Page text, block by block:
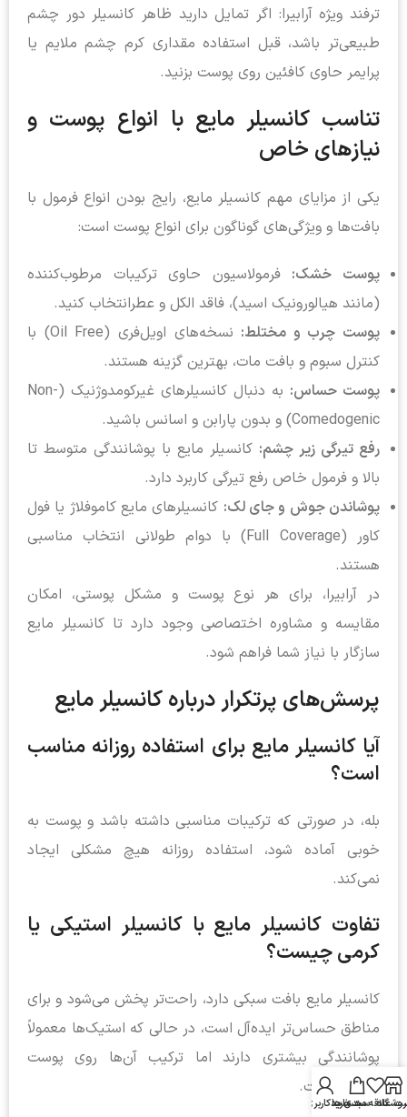
ترفند ویژه آرابیرا: اگر تمایل دارید ظاهر کانسیلر دور چشم
طبیعی‌تر باشد، قبل استفاده مقداری کرم چشم ملایم یا
پرایمر حاوی کافئین روی پوست بزنید.
تناسب کانسیلر مایع با انواع پوست و
نیازهای خاص
یکی از مزایای مهم کانسیلر مایع، رایج بودن انواع فرمول با
بافت‌ها و ویژگی‌های گوناگون برای انواع پوست است:
پوست خشک: فرمولاسیون حاوی ترکیبات مرطوب‌کننده
(مانند هیالورونیک اسید)، فاقد الکل و عطرانتخاب کنید.
پوست چرب و مختلط:
نسخه‌های اویل‌فری (Oil Free) با
کنترل سبوم و بافت مات، بهترین گزینه هستند.
پوست حساس:
به دنبال کانسیلرهای غیرکومدوژنیک (Non-
Comedogenic) و بدون پارابن و اسانس باشید.
رفع تیرگی زیر چشم: کانسیلر مایع با پوشانندگی متوسط تا
بالا و فرمول خاص رفع تیرگی کاربرد دارد.
پوشاندن جوش و جای لک: کانسیلرهای مایع کاموفلاژ یا فول
کاور (Full Coverage) با دوام طولانی انتخاب مناسبی
هستند.
در آرابیرا، برای هر نوع پوست و مشکل پوستی، امکان
مقایسه و مشاوره اختصاصی وجود دارد تا کانسیلر مایع
سازگار با نیاز شما فراهم شود.
پرسش‌های پرتکرار درباره کانسیلر مایع
آیا کانسیلر مایع برای استفاده روزانه مناسب
است؟
بله، در صورتی که ترکیبات مناسبی داشته باشد و پوست به
خوبی آماده شود، استفاده روزانه هیچ مشکلی ایجاد
نمی‌کند.
تفاوت کانسیلر مایع با کانسیلر استیکی یا
کرمی چیست؟
کانسیلر مایع بافت سبکی دارد، راحت‌تر پخش می‌شود و برای
مناطق حساس‌تر ایده‌آل است، در حالی که استیک‌ها معمولاً
پوشانندگی بیشتری دارند اما ترکیب آن‌ها روی پوست
دشوارتر است.
علاقه مندی ها
سبد خرید
حساب کاربری من